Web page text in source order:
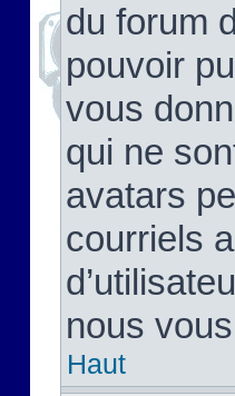
du forum
pouvoir
vous
qui ne
avatars
courriels
nous
Haut